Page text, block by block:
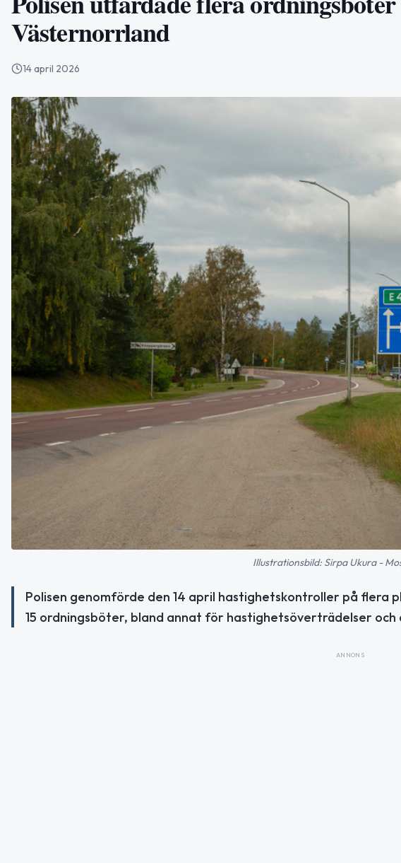
Västernorrland
14 april 2026
Illustrationsbild: Sirpa Ukura -
Polisen genomförde den 14 april hastighetskontroller på
15 ordningsböter, bland annat för hastighetsöverträdelser och
ANNONS